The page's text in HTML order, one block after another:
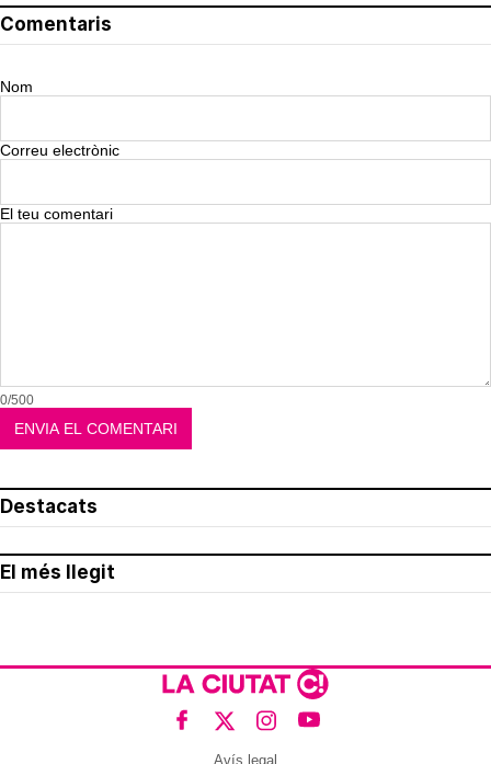
Comentaris
Nom
Correu electrònic
El teu comentari
0/500
Destacats
El més llegit
Avís legal